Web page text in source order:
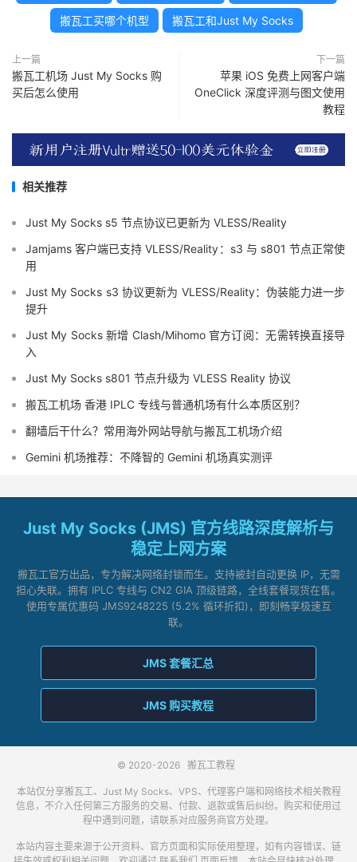
搬瓦工买哪个机型 搬瓦工和Just My Socks
上一篇
搬瓦工机场 Just My Socks 购
买后怎么使用
下一篇
苹果 iOS 免费上网客户端
OneClick 深度评测与图文使用
教程
相关推荐
Just My Socks s5 节点协议已更新为 VLESS/Reality
Jamjams 客户端已支持 VLESS/Reality：s3 与 s801 节点正常使
用
Just My Socks s3 协议更新为 VLESS/Reality：伪装能力进一步
提升
Just My Socks 新增 Clash/Mihomo 官方订阅：无需转换直接导
入
Just My Socks s801 节点升级为 VLESS Reality 协议
搬瓦工机场 香港 IPLC 专线与普通机场有什么本质区别？
翻墙后干什么？常用海外网站导航与搬瓦工机场介绍
Gemini 机场推荐：不降智的 Gemini 机场真实测评
Just My Socks (JMS) 官方线路深度解析与
稳定上网方案
搬瓦工官方出品，专为解决网络封锁而生。支持被封自动更换 IP，无需
担心失联。拥有 IPLC 专线与 CN2 GIA 顶级链路，全线套餐现货在售。
使用专属优惠码 JMS9248225 (5.2% 循环折扣)，即刻畅享极速互
联。
JMS 套餐汇总
JMS 购买教程
© 2020-2026 搬瓦工教程
本站仅分享搬瓦工、Just My Socks、VPS、代理客户端和网络技术相关教程
信息，不介入任何第三方服务的交易、付款、退款或售后纠纷。购买和使用过
程中遇到问题，请联系对应服务商官方处理。
本站内容主要来源于公开资料、官方页面和实际使用整理，如有内容错误、链